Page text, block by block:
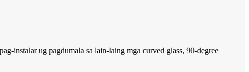
instalar ug pagdumala sa lain-laing mga curved glass, 90-degree